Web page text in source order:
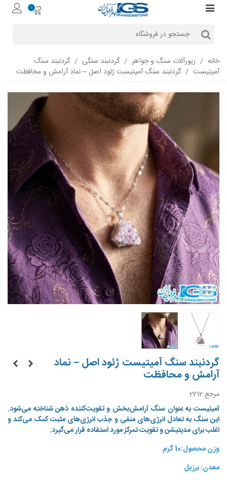
0
خانه / زیورآلات سنگ و جواهر / گردنبند سنگی / گردنبند سنگ
آمیتیست / گردنبند سنگ آمیتیست ژئود اصل – نماد آرامش و محافظت
گردنبند سنگ آمیتیست ژئود اصل – نماد
آرامش و محافظت
مرجع:2212
آمیتیست به عنوان سنگ آرامش‌بخش و تقویت‌کننده ذهن شناخته می‌شود.
این سنگ به تعادل انرژی‌های منفی و جذب انرژی‌های مثبت کمک می‌کند و
اغلب برای مدیتیشن و تقویت تمرکز مورد استفاده قرار می‌گیرد.
وزن محصول:10 گرم
معدن: برزیل